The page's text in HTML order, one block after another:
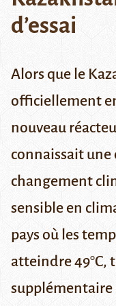
d’essai
Alors que le
officiellement
nouveau
connaissait une
changement
sensible en
pays où les
atteindre 49°C,
supplémentaire